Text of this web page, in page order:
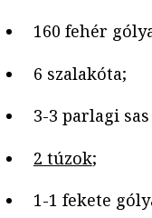
160 fehér
6 szalakóta;
3-3 parlagi
2 túzok;
1-1 fekete